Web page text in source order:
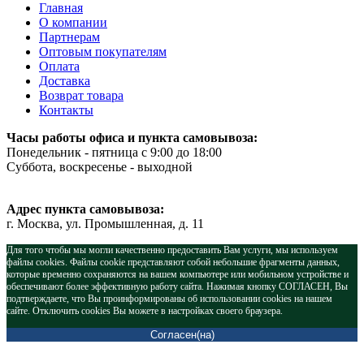
Главная
О компании
Партнерам
Оптовым покупателям
Оплата
Доставка
Возврат товара
Контакты
Часы работы офиса и пункта самовывоза:
Понедельник - пятница с 9:00 до 18:00
Суббота, воскресенье - выходной
Адрес пункта самовывоза:
г. Москва, ул. Промышленная, д. 11
Для того чтобы мы могли качественно предоставить Вам услуги, мы используем
файлы cookies. Файлы cookie представляют собой небольшие фрагменты данных,
которые временно сохраняются на вашем компьютере или мобильном устройстве и
обеспечивают более эффективную работу сайта. Нажимая кнопку СОГЛАСЕН, Вы
подтверждаете, что Вы проинформированы об использовании cookies на нашем
сайте. Отключить cookies Вы можете в настройках своего браузера.
Согласен(на)